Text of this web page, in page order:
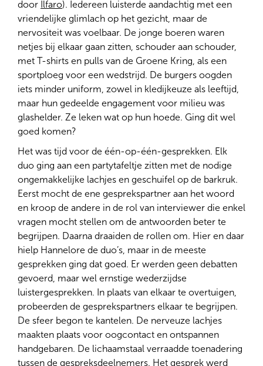
door Ilfaro). Iedereen luisterde aandachtig met een
vriendelijke glimlach op het gezicht, maar de
nervositeit was voelbaar. De jonge boeren waren
netjes bij elkaar gaan zitten, schouder aan schouder,
met T-shirts en pulls van de Groene Kring, als een
sportploeg voor een wedstrijd. De burgers oogden
iets minder uniform, zowel in kledijkeuze als leeftijd,
maar hun gedeelde engagement voor milieu was
glashelder. Ze leken wat op hun hoede. Ging dit wel
goed komen?
Het was tijd voor de één-op-één-gesprekken. Elk
duo ging aan een partytafeltje zitten met de nodige
ongemakkelijke lachjes en geschuifel op de barkruk.
Eerst mocht de ene gesprekspartner aan het woord
en kroop de andere in de rol van interviewer die enkel
vragen mocht stellen om de antwoorden beter te
begrijpen. Daarna draaiden de rollen om. Hier en daar
hielp Hannelore de duo’s, maar in de meeste
gesprekken ging dat goed. Er werden geen debatten
gevoerd, maar wel ernstige wederzijdse
luistergesprekken. In plaats van elkaar te overtuigen,
probeerden de gesprekspartners elkaar te begrijpen.
De sfeer begon te kantelen. De nerveuze lachjes
maakten plaats voor oogcontact en ontspannen
handgebaren. De lichaamstaal verraadde toenadering
tussen de gespreksdeelnemers. Het gesprek werd